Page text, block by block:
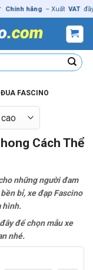
hãng – Xuất VAT đầy đủ
FASCINO
Cách Thể
những người đam
bỉ, xe đạp Fascino
hình.
để chọn mẫu xe
nhé.